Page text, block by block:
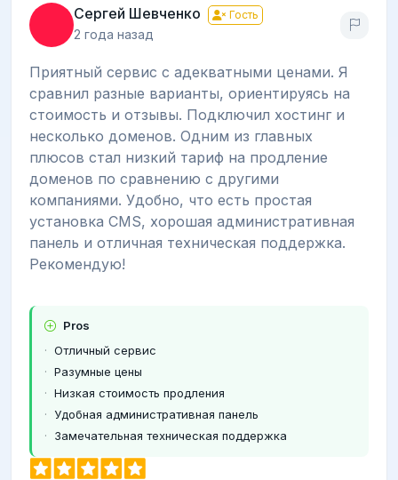
Сергей Шевченко Гость
2 года назад
Приятный сервис с адекватными ценами. Я
сравнил разные варианты, ориентируясь на
стоимость и отзывы. Подключил хостинг и
несколько доменов. Одним из главных
плюсов стал низкий тариф на продление
доменов по сравнению с другими
компаниями. Удобно, что есть простая
установка CMS, хорошая административная
панель и отличная техническая поддержка.
Рекомендую!
Pros
Отличный сервис
Разумные цены
Низкая стоимость продления
Удобная административная панель
Замечательная техническая поддержка